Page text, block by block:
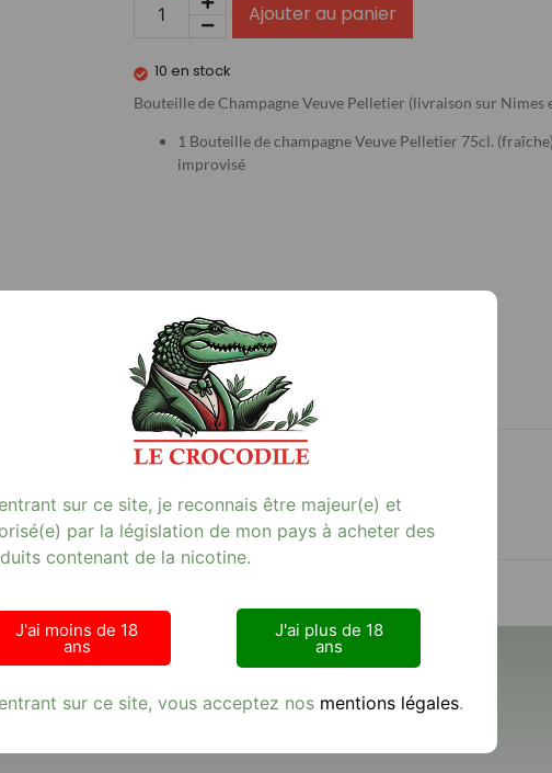
Ajouter au panier
10 en stock
Bouteille de Champagne Veuve Pelletier (livraison sur Nimes
1 Bouteille de champagne Veuve Pelletier 75cl.
improvisé
2h00 (1) :
évènement improvisé
Avis clients
sur ce site, je reconnais être majeur(e) et
par la législation de mon pays à acheter des
contenant de la nicotine.
J'ai moins de 18
ans
J'ai plus de 18
ans
sur ce site, vous acceptez nos mentions légales.